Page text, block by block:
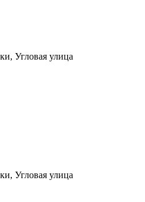
Угловая улица
Угловая улица